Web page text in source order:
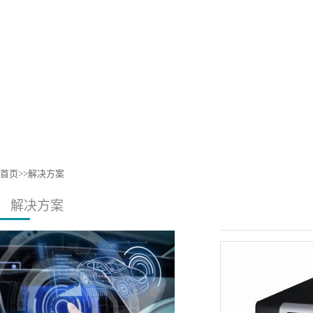
首页>>解决方案
解决方案